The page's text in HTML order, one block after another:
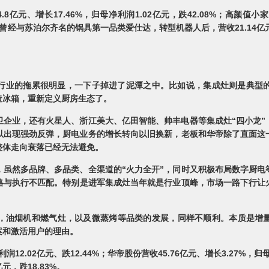
亿元、增长17.46%，归母净利润1.02亿元，跌42.08%；高颜值小
经与苏泊尔齐名的锅具第一品类爱仕达，转型机器人后，营收21.14
的拖累很明显，一下子掉进了泥潭之中。比如说，集成灶则是典型
箱，重新定义厨房生态了。
业，还有火星人、浙江美大、亿田智能、帅丰电器等集成灶“四小龙
现强劲反弹，厨电业务的增长转向以旧换新，老板和华帝除了直面
走向衰落已经无法避免。
然多品牌、多品类、全渠道的“火力全开”，同时又积极布局数字厨
执行不匹配。特别是进军集成灶当年就是行业顶峰，市场一路下行
油烟机和燃气灶，以及微蒸烤等品类的发展，同样不顺利。本质是增
激活用户的理由。
润12.02亿元、跌12.44%；华帝股份营收45.76亿元、增长3.27%，归
，跌18.83%。